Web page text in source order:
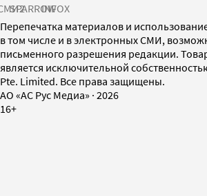
SPARROWINFOX
Перепечатка материалов и
в том числе и в электронных СМИ,
письменного разрешения редакции.
является исключительной
Pte. Limited. Все права защищены.
AO «АС Рус Медиа» · 2026
16+